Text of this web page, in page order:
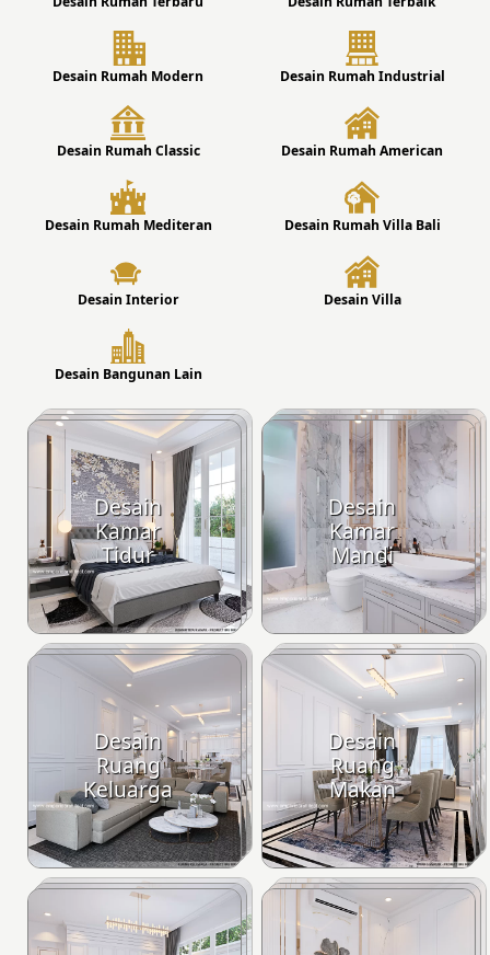
Desain Rumah Modern Desain Rumah Industrial
Desain Rumah Classic Desain Rumah American
Desain Rumah Mediteran Desain Rumah Villa Bali
Desain Interior Desain Villa
Desain Bangunan Lain
Desain
Kamar
Tidur
Desain
Kamar
Mandi
Desain
Ruang
Keluarga
Desain
Ruang
Makan